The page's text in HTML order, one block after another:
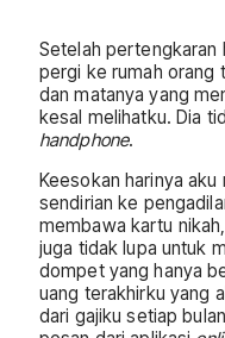
Setelah pertengkaran
pergi ke rumah orang
dan matanya yang
kesal melihatku. Dia
handphone.
Keesokan harinya
sendirian ke
membawa kartu
juga tidak lupa untuk
dompet yang hanya
uang terakhirku yang
dari gajiku setiap